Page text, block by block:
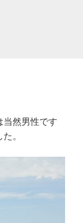
当然男性です
。